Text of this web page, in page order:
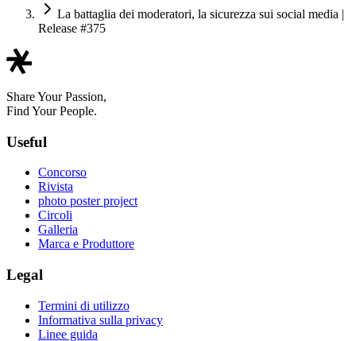
La battaglia dei moderatori, la sicurezza sui social media |
Release #375
Share Your Passion,
Find Your People.
Useful
Concorso
Rivista
photo poster project
Circoli
Galleria
Marca e Produttore
Legal
Termini di utilizzo
Informativa sulla privacy
Linee guida